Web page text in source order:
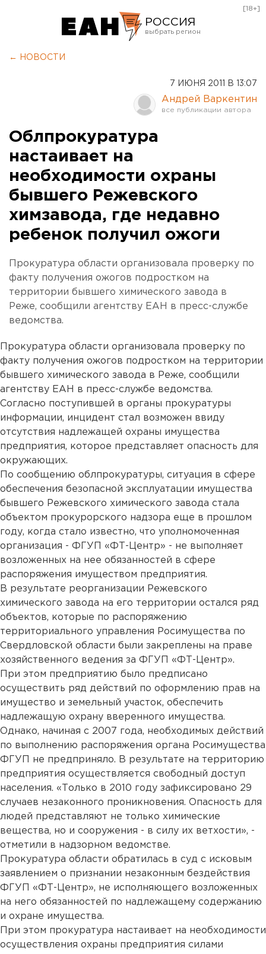
РОССИЯ
Оренбург
[18+]
← НОВОСТИ
7 ИЮНЯ 2011 В 13:07
Андрей Варкентин
Облпрокуратура
настаивает на
необходимости охраны
бывшего Режевского
химзавода, где недавно
ребенок получил ожоги
Прокуратура области организовала проверку по
факту получения ожогов подростком на
территории бывшего химического завода в
Реже, сообщили агентству ЕАН в пресс-службе
ведомства.
Прокуратура области организовала проверку по
факту получения ожогов подростком на территории
бывшего химического завода в Реже, сообщили
агентству ЕАН в пресс-службе ведомства.
Согласно поступившей в органы прокуратуры
информации, инцидент стал возможен ввиду
отсутствия надлежащей охраны имущества
предприятия, которое представляет опасность для
окружающих.
По сообщению облпрокуратуры, ситуация в сфере
обеспечения безопасной эксплуатации имущества
бывшего Режевского химического завода стала
объектом прокурорского надзора еще в прошлом
году, когда стало известно, что уполномоченная
организация - ФГУП «ФТ-Центр» - не выполняет
возложенных на нее обязанностей в сфере
распоряжения имуществом предприятия.
В результате реорганизации Режевского
химического завода на его территории остался ряд
объектов, которые по распоряжению
территориального управления Росимущества по
Свердловской области были закреплены на праве
хозяйственного ведения за ФГУП «ФТ-Центр».
При этом предприятию было предписано
осуществить ряд действий по оформлению прав на
имущество и земельный участок, обеспечить
надлежащую охрану вверенного имущества.
Однако, начиная с 2007 года, необходимых действий
по выполнению распоряжения органа Росимущества
ФГУП не предприняло. В результате на территорию
предприятия осуществляется свободный доступ
населения. «Только в 2010 году зафиксировано 29
случаев незаконного проникновения. Опасность для
людей представляют не только химические
вещества, но и сооружения - в силу их ветхости», -
отметили в надзорном ведомстве.
Прокуратура области обратилась в суд с исковым
заявлением о признании незаконным бездействия
ФГУП «ФТ-Центр», не исполняющего возложенных
на него обязанностей по надлежащему содержанию
и охране имущества.
При этом прокуратура настаивает на необходимости
осуществления охраны предприятия силами